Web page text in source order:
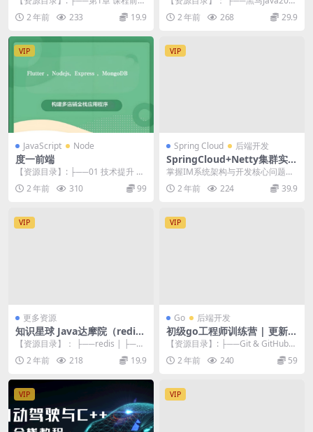
| ├──1-1 课程介绍.mp4 47...
2 年前 233 19.9
2在线就业课V12.5（29完整版）
|... 2 年前 268 29.9
VIP
JavaScript Node
度一前端
【资源目录】: ├──01 技术提升 |
├──01 HTML+CSS收官 | ...
2 年前 310 99
VIP
Spring Cloud 后端开发
SpringCloud+Netty集群实战
千万级 IM系统
掌握IM系统架构与开发核心问题解
决方案，一课吃透大型IM系统聊天
技术 本课程从0...
2 年前 224 39.9
VIP
更多资源
知识星球 Java达摩院（redis
+新版 Spring Boot）
【资源目录】： ├──redis | ├──
第 01 章 开篇 | | ├──0...
2 年前 218 19.9
VIP
Go 后端开发
初级go工程师训练营 | 更新完
结
【资源目录】: ├──Git & GitHub
操作指南 | ├──1....
2 年前 240 59
VIP VIP